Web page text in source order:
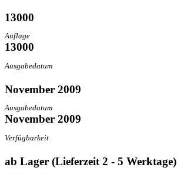
13000
Auflage
13000
Ausgabedatum
November 2009
Ausgabedatum
November 2009
Verfügbarkeit
ab Lager (Lieferzeit 2 - 5 Werktage)